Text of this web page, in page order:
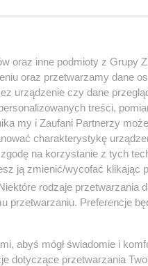
jak te towarzyszące
- dodaje jeden z
City.
oraz inne podmioty z Grupy
oraz przetwarzamy dane
urządzenie czy dane
treści,
my i Zaufani Partnerzy
charakterystykę
na korzystanie z tych
ją zmienić/wycofać klikając
rodzaje przetwarzania
przetwarzaniu. Preferencje
abyś mógł świadomie i
dotyczące przetwarzania